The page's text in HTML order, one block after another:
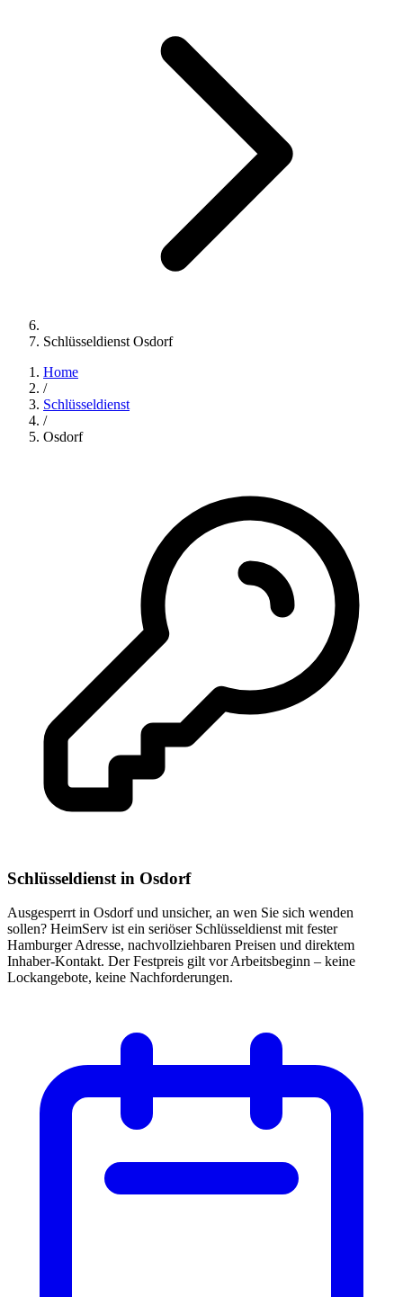
Schlüsseldienst Osdorf
Home
/
Schlüsseldienst
/
Osdorf
Schlüsseldienst in Osdorf
Ausgesperrt in Osdorf und unsicher, an wen Sie sich wenden
sollen? HeimServ ist ein seriöser Schlüsseldienst mit fester
Hamburger Adresse, nachvollziehbaren Preisen und direktem
Inhaber-Kontakt. Der Festpreis gilt vor Arbeitsbeginn – keine
Lockangebote, keine Nachforderungen.